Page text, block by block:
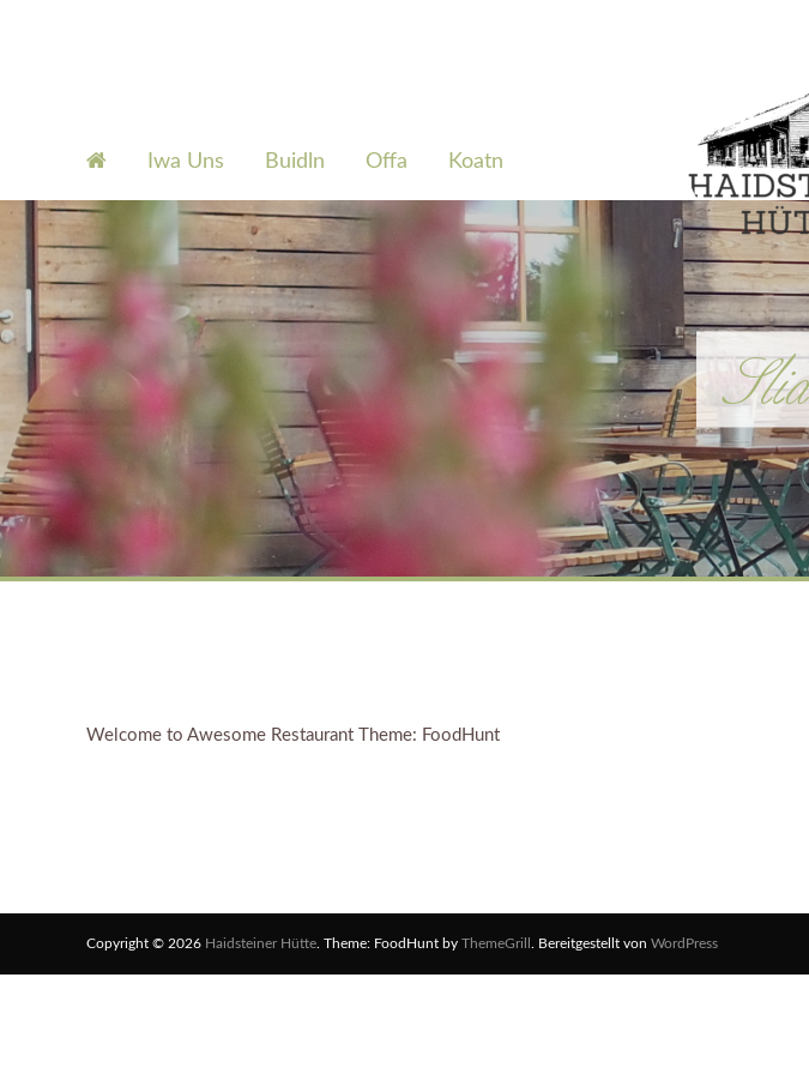
Iwa Uns Buidln Offa Koatn Hütte
Welcome to Awesome Restaurant Theme: FoodHunt
Copyright © 2026 Haidsteiner Hütte . Theme: FoodHunt by ThemeGrill . Bereitgestellt von WordPress